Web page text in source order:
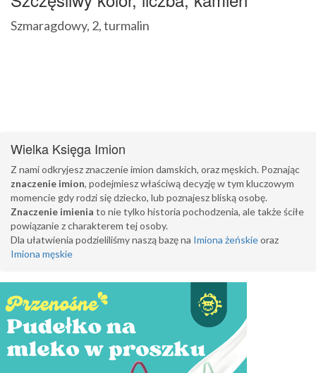
Szmaragdowy, 2, turmalin
Wielka Księga Imion
Z nami odkryjesz znaczenie imion damskich, oraz męskich. Poznając
znaczenie imion, podejmiesz właściwą decyzję w tym kluczowym
momencie gdy rodzi się dziecko, lub poznajesz bliską osobę.
Znaczenie imienia to nie tylko historia pochodzenia, ale także ściłe
powiązanie z charakterem tej osoby.
Dla ułatwienia podzieliliśmy naszą bazę na Imiona żeńskieoraz
Imiona męskie